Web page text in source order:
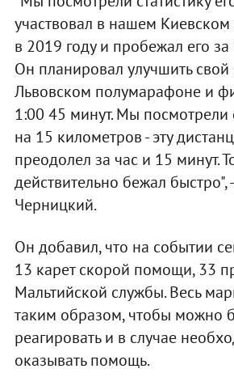
участвовал в нашем
в 2019 году и пробежал его
Он планировал улучшить свой
Львовском полумарафоне и
1:00 45 минут. Мы посмотрели
на 15 километров - эту
преодолел за час и 15 минут.
действительно бежал быстро",
Черницкий.
Он добавил, что на событии
13 карет скорой помощи, 33
Мальтийской службы. Весь
таким образом, чтобы можно
реагировать и в случае
оказывать помощь.